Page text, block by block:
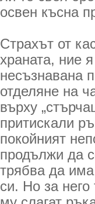
освен късна
Страхът от
храната, ние
несъзнавана
отделяне на
върху
притискали
покойният
продължи да
трябва да има
си. Но за него